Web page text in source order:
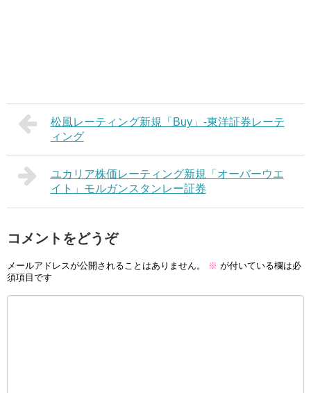
松風レーティング新規「Buy」-東洋証券レーテ
ィング
ユカリア株価レーティング新規「オーバーウエ
イト」モルガンスタンレー証券
コメントをどうぞ
メールアドレスが公開されることはありません。 ※ が付いている欄は必
須項目です